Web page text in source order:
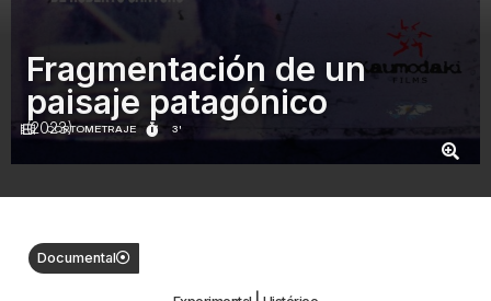
CORTOMETRAJE 3'
Fragmentación de un
paisaje patagónico
(2023)
Documental